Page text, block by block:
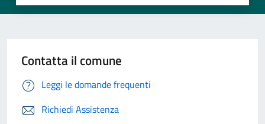
Contatta il comune
Leggi le domande frequenti
Richiedi Assistenza